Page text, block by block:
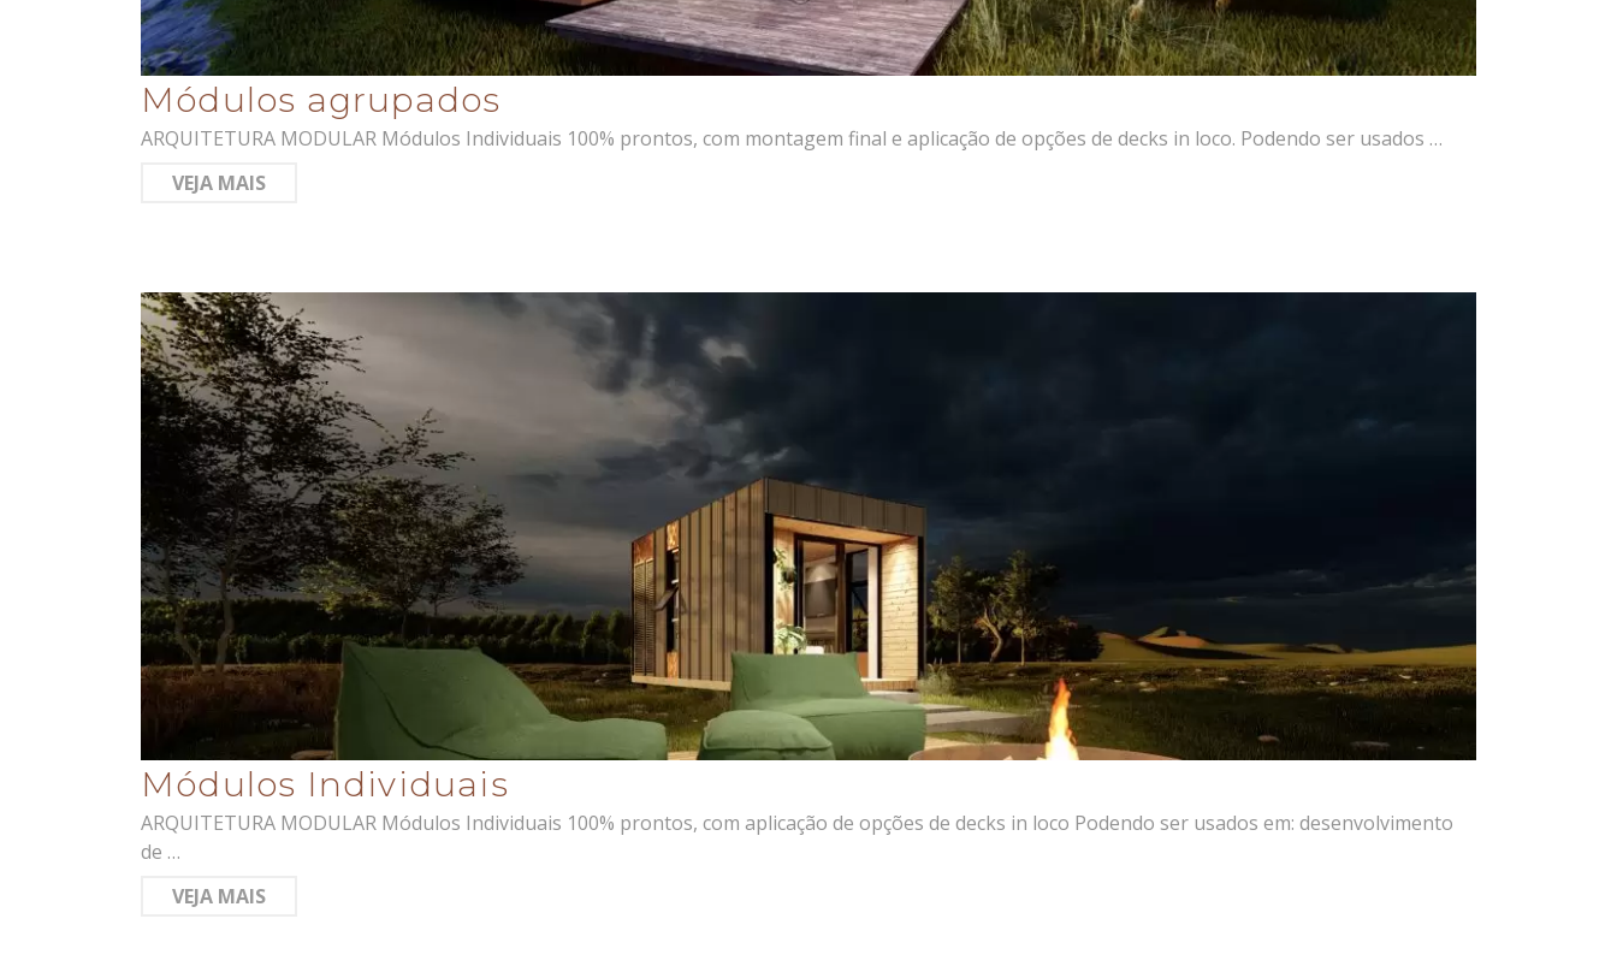
Módulos agrupados
ARQUITETURA MODULAR Módulos Individuais 100% prontos, com montagem final e aplicação de opções de decks in loco. Podendo ser usados …
VEJA MAIS
Módulos Individuais
ARQUITETURA MODULAR Módulos Individuais 100% prontos, com aplicação de opções de decks in loco Podendo ser usados em: desenvolvimento
de …
VEJA MAIS